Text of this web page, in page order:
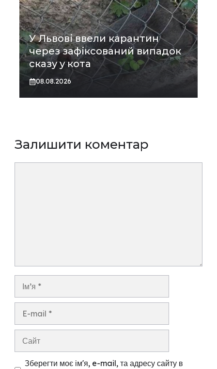
У Львові ввели карантин
через зафіксований випадок
сказу у кота
08.08.2026
Залишити коментар
Ім’я
Сайт
Зберегти моє ім'я, e-mail, та адресу сайту в